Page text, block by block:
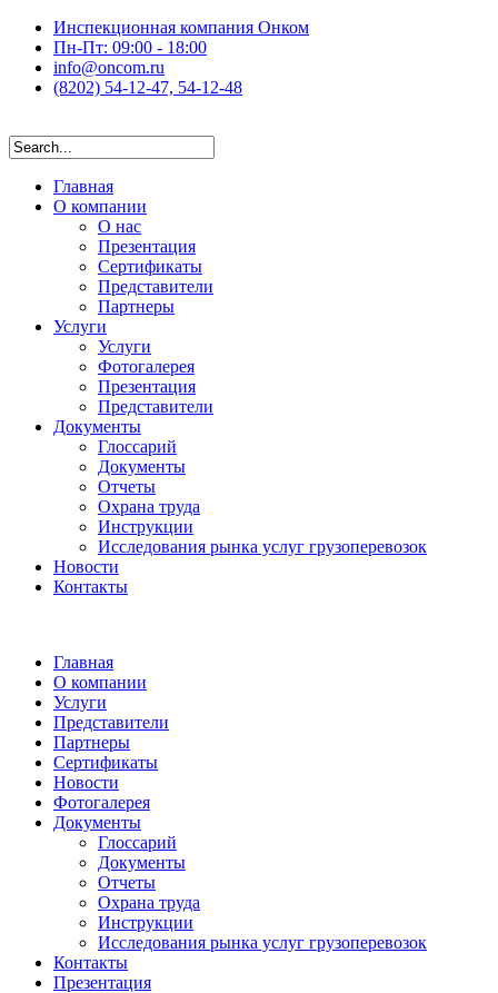
Инспекционная компания Онком
Пн-Пт: 09:00 - 18:00
info@oncom.ru
(8202) 54-12-47, 54-12-48
Главная
О компании
О нас
Презентация
Сертификаты
Представители
Партнеры
Услуги
Услуги
Фотогалерея
Презентация
Представители
Документы
Глоссарий
Документы
Отчеты
Охрана труда
Инструкции
Исследования рынка услуг грузоперевозок
Новости
Контакты
Главная
О компании
Услуги
Представители
Партнеры
Сертификаты
Новости
Фотогалерея
Документы
Глоссарий
Документы
Отчеты
Охрана труда
Инструкции
Исследования рынка услуг грузоперевозок
Контакты
Презентация